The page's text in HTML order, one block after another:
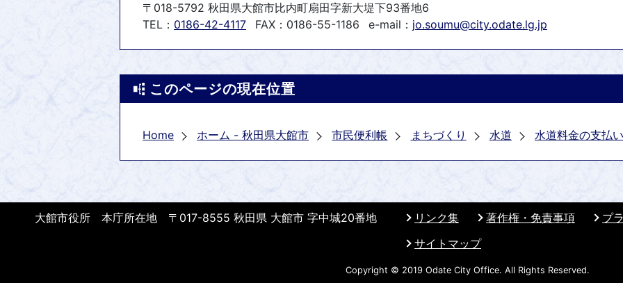
〒018-5792 秋田県大館市比内町扇田字新大堤下93番地6
TEL： 0186-42-4117 FAX：0186-55-1186 e-mail： jo.soumu@city.odate.lg.jp
このページの現在位置
Home ホーム - 秋田県大館市 市民便利帳 まちづくり 水道 水道料金の支払
リンク集 著作権・免責事項
プ
サイトマップ
大館市役所 本庁所在地 〒017-8555 秋田県 大館市 字中城20番地
Copyright © 2019 Odate City Office. All Rights Reserved.